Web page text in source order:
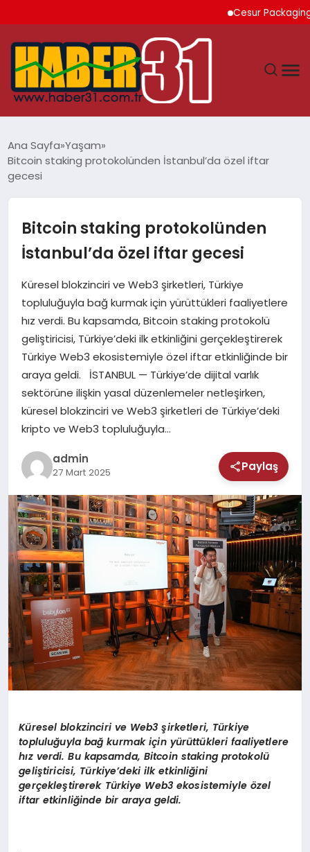
Cesur Packaging,
HATAY
EKONOMI
GÜNDEM
MAGAZIN
SAĞLIK
TEKNOLOJI
Ana Sayfa Yaşam
Bitcoin staking protokolünden İstanbul’da özel iftar
gecesi
Bitcoin staking protokolünden
İstanbul’da özel iftar gecesi
Küresel blokzinciri ve Web3 şirketleri, Türkiye
topluluğuyla bağ kurmak için yürüttükleri faaliyetlere
hız verdi. Bu kapsamda, Bitcoin staking protokolü
geliştiricisi, Türkiye’deki ilk etkinliğini gerçekleştirerek
Türkiye Web3 ekosistemiyle özel iftar etkinliğinde bir
araya geldi. İSTANBUL — Türkiye’de dijital varlık
sektörüne ilişkin yasal düzenlemeler netleşirken,
küresel blokzinciri ve Web3 şirketleri de Türkiye’deki
kripto ve Web3 topluluğuyla…
admin
27 Mart 2025 Paylaş
Küresel blokzinciri ve Web3 şirketleri, Türkiye
topluluğuyla bağ kurmak için yürüttükleri faaliyetlere
hız verdi. Bu kapsamda, Bitcoin staking protokolü
geliştiricisi, Türkiye’deki ilk etkinliğini
gerçekleştirerek Türkiye Web3 ekosistemiyle özel
iftar etkinliğinde bir araya geldi.